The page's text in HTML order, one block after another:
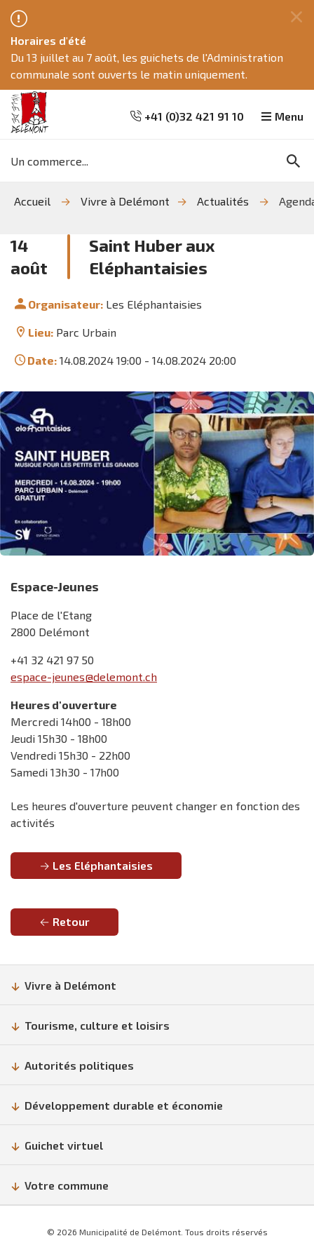
recherche
navigation
Horaires d'été
Du 13 juillet au 7 août, les guichets de l'Administration
communale sont ouverts le matin uniquement.
+41 (0)32 421 91 10
clés
Menu
Accueil Vivre à Delémont Actualités
Saint Huber aux
Eléphantaisies
14
août
Organisateur: Les Eléphantaisies
Lieu: Parc Urbain
Date: 14.08.2024 19:00 -14.08.2024 20:00
Espace-Jeunes
Place de l'Etang
2800 Delémont
+41 32 421 97 50
espace-jeunes@delemont.ch
Heures d'ouverture
Mercredi 14h00 - 18h00
Jeudi 15h30 - 18h00
Vendredi 15h30 - 22h00
Samedi 13h30 - 17h00
Les heures d'ouverture peuvent changer en fonction des
activités
Les Eléphantaisies
Retour
Vivre à Delémont
Tourisme, culture et loisirs
Autorités politiques
Développement durable et économie
Guichet virtuel
Votre commune
© 2026 Municipalité de Delémont. Tous droits réservés